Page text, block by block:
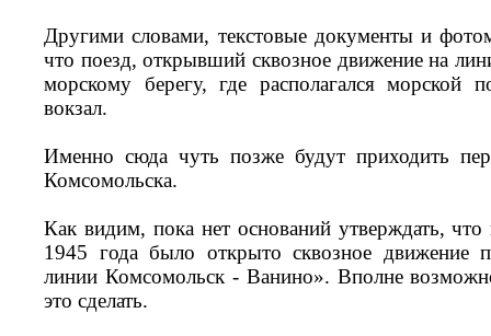
Другими словами, текстовые документы и
что поезд, открывший сквозное движение на
морскому берегу, где располагался морской
вокзал.
Именно сюда чуть позже будут приходить
Комсомольска.
Как видим, пока нет оснований утверждать,
1945 года было открыто сквозное движение
линии Комсомольск - Ванино». Вполне
это сделать.